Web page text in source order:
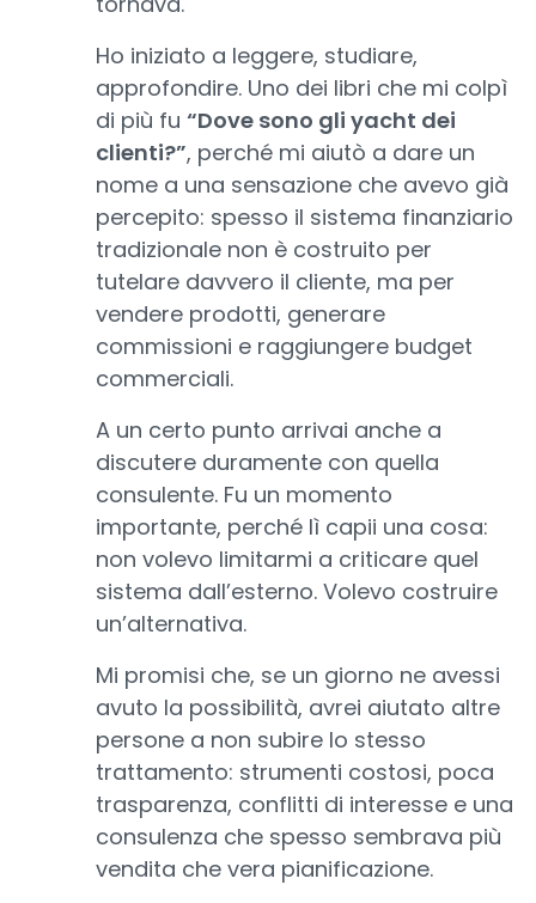
Ho iniziato a leggere, studiare,
approfondire. Uno dei libri che mi colpì
di più fu “Dove sono gli yacht dei
clienti?”, perché mi aiutò a dare un
nome a una sensazione che avevo già
percepito: spesso il sistema finanziario
tradizionale non è costruito per
tutelare davvero il cliente, ma per
vendere prodotti, generare
commissioni e raggiungere budget
commerciali.
A un certo punto arrivai anche a
discutere duramente con quella
consulente. Fu un momento
importante, perché lì capii una cosa:
non volevo limitarmi a criticare quel
sistema dall’esterno. Volevo costruire
un’alternativa.
Mi promisi che, se un giorno ne avessi
avuto la possibilità, avrei aiutato altre
persone a non subire lo stesso
trattamento: strumenti costosi, poca
trasparenza, conflitti di interesse e una
consulenza che spesso sembrava più
vendita che vera pianificazione.